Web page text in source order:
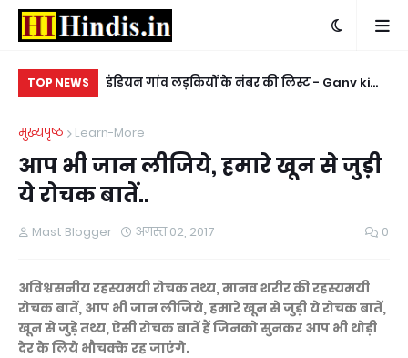
TOP NEWS
करने के लिए -
इंडियन गांव लड़कियों के नंबर की लिस्ट - Ganv ki
मुख्यपृष्ठ
Learn-More
आप भी जान लीजिये, हमारे खून से जुड़ी
ये रोचक बातें..
Mast Blogger अगस्त 02, 2017 0
अविश्वसनीय रहस्यमयी रोचक तथ्य, मानव शरीर की रहस्यमयी
रोचक बातें, आप भी जान लीजिये, हमारे खून से जुड़ी ये रोचक बातें,
खून से जुड़े तथ्य, ऐसी रोचक बातें हैं जिनको सुनकर आप भी थोड़ी
देर के लिये भौचक्के रह जाएंगे.